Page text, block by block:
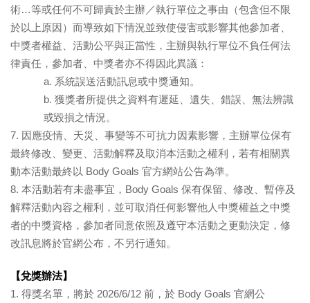
術…等或任何不可歸責於主辦／執行單位之事由（包含但不限
於以上原因）而導致如下情況並致使侵害或影響其他參加者、
中獎者權益、活動公平與正當性，主辦與執行單位不負任何法
律責任，參加者、中獎者亦不得因此異議：
a. 系統誤送活動訊息或中獎通知。
b. 獲獎者所提供之資料有遲延、遺失、錯誤、無法辨識
或毀損之情況。
7. 因應疫情、天災、事變等不可抗力因素影響，主辦單位保有
最終修改、變更、活動解釋及取消本活動之權利，若有相關異
動本活動最終以 Body Goals 官方網站公告為準。
8. 本活動若有未盡事宜，Body Goals 保有保留、修改、暫停及
解釋活動內容之權利，並可取消任何影響他人中獎權益之中獎
者的中獎資格，參加者同意依照及遵守本活動之更動決定，修
改訊息將於官網公布，不另行通知。
【兌獎辦法】
1. 得獎名單，將於 2026/6/12 前，於 Body Goals 官網公